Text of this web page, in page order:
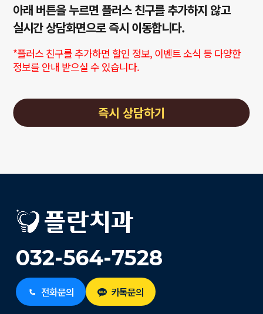
아래 버튼을 누르면 플러스 친구를 추가하지 않고
실시간 상담화면으로 즉시 이동합니다.
*플러스 친구를 추가하면 할인 정보, 이벤트 소식 등 다양한
정보를 안내 받으실 수 있습니다.
즉시 상담하기
032-564-7528
전화문의 카톡문의